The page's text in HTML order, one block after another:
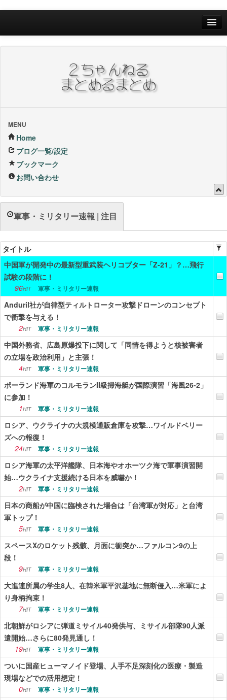
Home
ブックマーク
24Hランキング
昨日のランキング
1週間内ランキング
1ヶ月内ランキング
ニュース
エンタメ
スポーツ
漫画・アニメ
ゲーム
Vtuber
趣味
生活
アダルト
その他
RSS配信一覧
MENU
Home
ブログ一覧/設定
ブックマーク
お問い合わせ
軍事・ミリタリー速報 | 注目
タイトル
中国軍が開発中の最新型重武装ヘリコプター「Z-21」？…飛行
試験の段階に！
96HIT 軍事・ミリタリー速報
Anduril社が自律型ティルトローター攻撃ドローンのコンセプト
で衝撃を与える！
2HIT 軍事・ミリタリー速報
中国外務省、広島原爆投下に関して「同情を得ようと核被害者
の立場を政治利用」と主張！
4HIT 軍事・ミリタリー速報
ポーランド海軍のコルモランII級掃海艇が国際演習「海風26-2」
に参加！
1HIT 軍事・ミリタリー速報
ロシア、ウクライナの大規模通販倉庫を攻撃…ワイルドベリー
ズへの報復！
24HIT 軍事・ミリタリー速報
ロシア海軍の太平洋艦隊、日本海やオホーツク海で軍事演習開
始…ウクライナ支援続ける日本を威嚇か！
2HIT 軍事・ミリタリー速報
日本の商船が中国に臨検された場合は「台湾軍が対応」と台湾
軍トップ！
5HIT 軍事・ミリタリー速報
スペースXのロケット残骸、月面に衝突か…ファルコン9の上
段！
9HIT 軍事・ミリタリー速報
大進連所属の学生8人、在韓米軍平沢基地に無断侵入…米軍によ
り身柄拘束！
7HIT 軍事・ミリタリー速報
北朝鮮がロシアに弾道ミサイル40発供与、ミサイル部隊90人派
遣開始…さらに80発見通し！
19HIT 軍事・ミリタリー速報
ついに国産ヒューマノイド登場、人手不足深刻化の医療・製造
現場などでの活用想定！
0HIT 軍事・ミリタリー速報